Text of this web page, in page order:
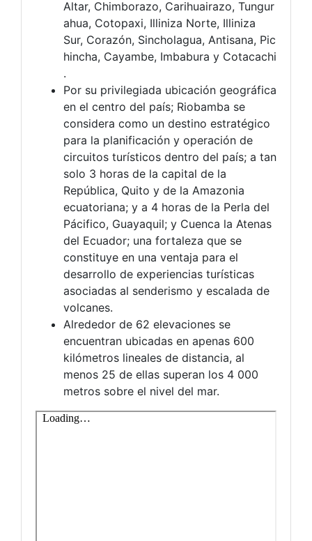
Altar, Chimborazo, Carihuairazo, Tungur
ahua, Cotopaxi, Illiniza Norte, Illiniza
Sur, Corazón, Sincholagua, Antisana, Pic
hincha, Cayambe, Imbabura y Cotacachi
.
Por su privilegiada ubicación geográfica
en el centro del país; Riobamba se
considera como un destino estratégico
para la planificación y operación de
circuitos turísticos dentro del país; a tan
solo 3 horas de la capital de la
República, Quito y de la Amazonia
ecuatoriana; y a 4 horas de la Perla del
Pácifico, Guayaquil; y Cuenca la Atenas
del Ecuador; una fortaleza que se
constituye en una ventaja para el
desarrollo de experiencias turísticas
asociadas al senderismo y escalada de
volcanes.
Alrededor de 62 elevaciones se
encuentran ubicadas en apenas 600
kilómetros lineales de distancia, al
menos 25 de ellas superan los 4 000
metros sobre el nivel del mar.